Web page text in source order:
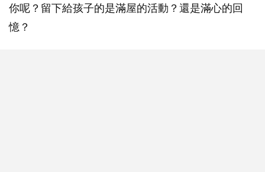
你呢？留下給孩子的是滿屋的活動？還是滿心的回
憶？